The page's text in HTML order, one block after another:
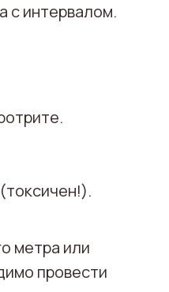
с интервалом.
метра или
провести